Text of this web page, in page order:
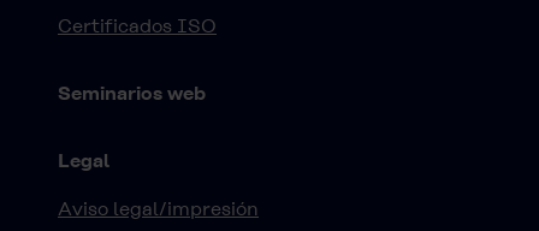
Certificados ISO
Seminarios web
Legal
Aviso legal/impresión